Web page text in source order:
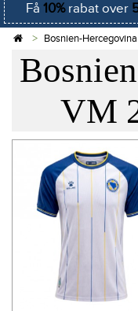
Få 10%rabat over
Bosnien-
VM